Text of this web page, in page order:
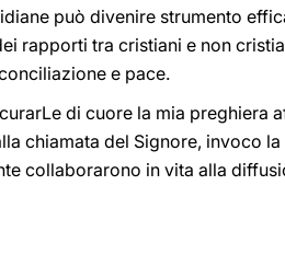
può divenire strumento
rapporti tra cristiani e non
e pace.
di cuore la mia
chiamata del Signore, invoco
collaborarono in vita alla